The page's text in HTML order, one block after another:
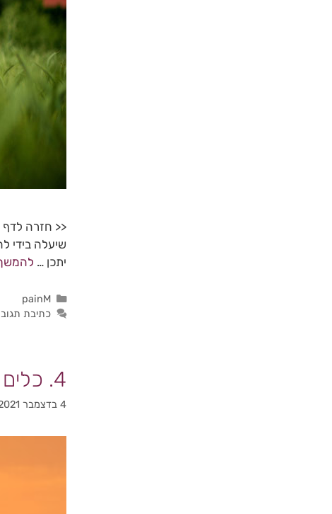
<< חזרה
שיעלה בידי
יתכן …
painM
כתיבת
4. כלים פרקטים להקלה על הווסת
4 בדצמבר 2021